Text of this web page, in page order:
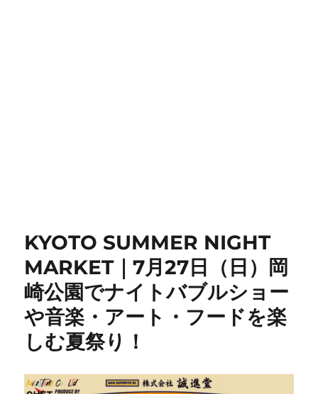
KYOTO SUMMER NIGHT
MARKET｜7月27日（日）岡
崎公園でナイトバブルショー
や音楽・アート・フードを楽
しむ夏祭り！